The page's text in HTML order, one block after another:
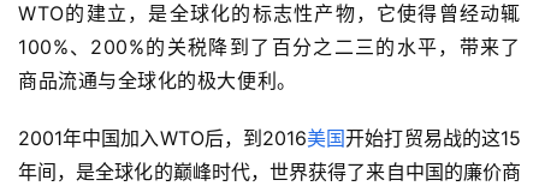
WTO的建立，是全球化的标志性产物，它使得曾经动辄
100%、 200%的关税降到了百分之二三的水平，带来了
商品流通与全球化的极大便利。
2001年中国加入WTO后，到2016美国开始打贸易战的这15
年间，是全球化的巅峰时代，世界获得了来自中国的廉价商